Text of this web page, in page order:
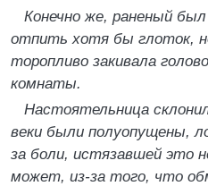
Конечно же, раненый
отпить хотя бы глоток,
торопливо закивала
комнаты.
Настоятельница
веки были полуопущены,
за боли, истязавшей это
может, из-за того, что